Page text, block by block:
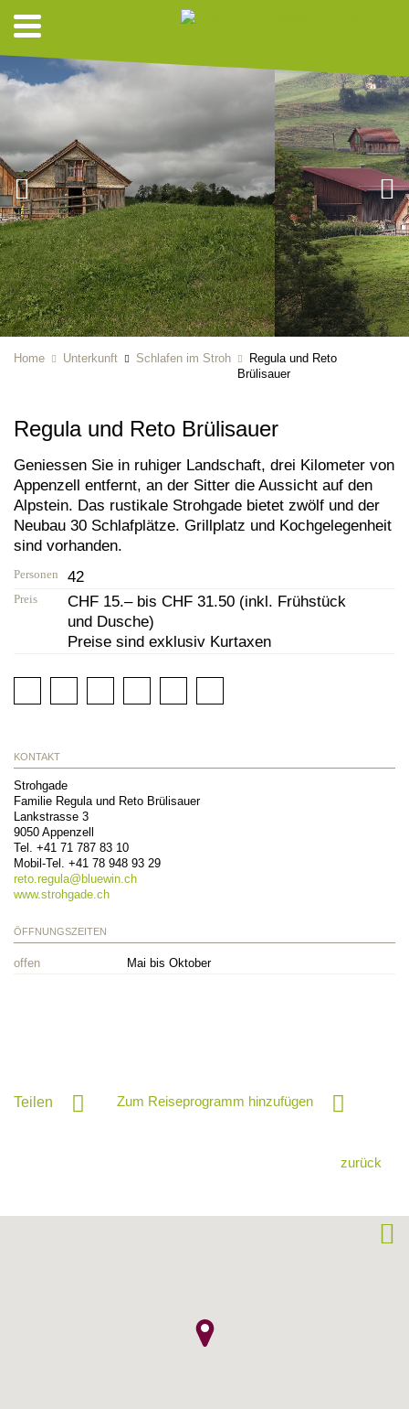
Home Unterkunft Schlafen im Stroh
Regula und Reto
Brülisauer
Regula und Reto Brülisauer
Geniessen Sie in ruhiger Landschaft, drei Kilometer von
Appenzell entfernt, an der Sitter die Aussicht auf den
Alpstein. Das rustikale Strohgade bietet zwölf und der
Neubau 30 Schlafplätze. Grillplatz und Kochgelegenheit
sind vorhanden.
Personen 42
Preis
CHF 15.– bis CHF 31.50 (inkl. Frühstück
und Dusche)
Preise sind exklusiv Kurtaxen
KONTAKT
Strohgade
Familie Regula und Reto Brülisauer
Lankstrasse 3
9050 Appenzell
Tel. +41 71 787 83 10
Mobil-Tel. +41 78 948 93 29
reto.regula@bluewin.ch
www.strohgade.ch
ÖFFNUNGSZEITEN
offen Mai bis Oktober
Teilen Zum Reiseprogramm hinzufügen
zurück